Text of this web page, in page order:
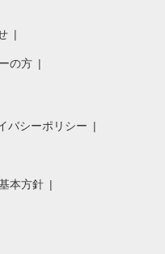
の方
バシーポリシー
本方針